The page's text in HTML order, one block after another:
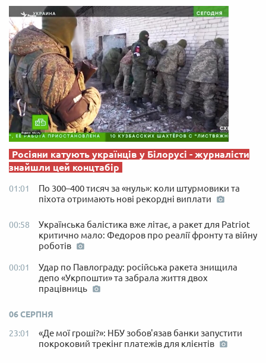
Росіяни катують українців у Білорусі - журналісти
знайшли цей концтабір
01:01
По 300–400 тисяч за «нуль»: коли штурмовики та
піхота отримають нові рекордні виплати
00:58
Українська балістика вже літає, а ракет для Patriot
критично мало: Федоров про реалії фронту та війну
роботів
00:01
Удар по Павлограду: російська ракета знищила
депо «Укрпошти» та забрала життя двох
працівниць
06 СЕРПНЯ
23:01
«Де мої гроші?»: НБУ зобов'язав банки запустити
покроковий трекінг платежів для клієнтів